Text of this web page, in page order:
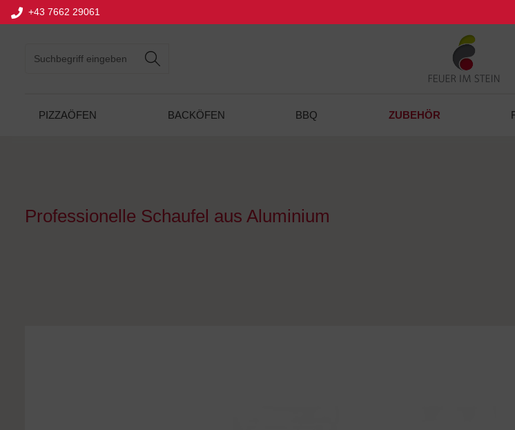
Zur Hauptnavigation springen
+43 7662 29061
PIZZAÖFEN BACKÖFEN BBQ
ZUBEHÖR
Professionelle Schaufel aus Aluminium